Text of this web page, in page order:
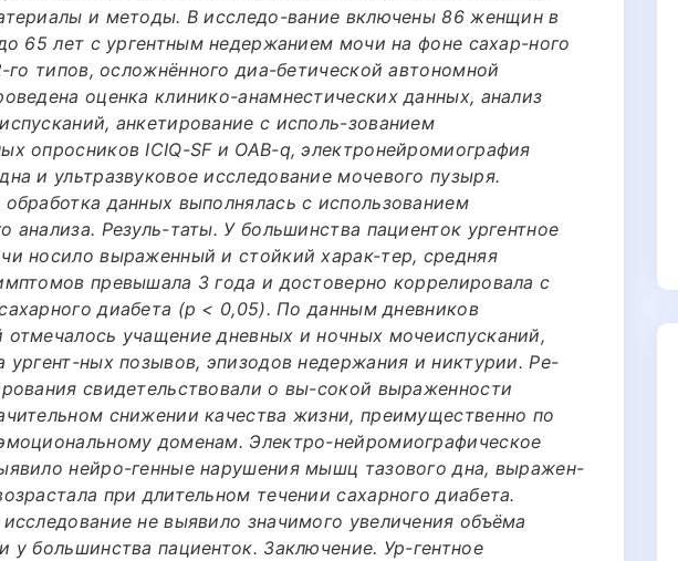
и методы. В исследо-вание включены 86 женщин в
65 лет с ургентным недержанием мочи на фоне сахар-ного
го типов, осложнённого диа-бетической автономной
оценка клинико-анамнестических данных, анализ
анкетирование с исполь-зованием
опросников ICIQ-SF и OAB-q, электронейромиография
и ультразвуковое исследование мочевого пузыря.
обработка данных выполнялась с использованием
анализа. Резуль-таты. У большинства пациенток ургентное
носило выраженный и стойкий харак-тер, средняя
превышала 3 года и достоверно коррелировала с
диабета (p < 0,05). По данным дневников
отмечалось учащение дневных и ночных мочеиспусканий,
ургент-ных позывов, эпизодов недержания и никтурии. Ре-
свидетельствовали о вы-сокой выраженности
снижении качества жизни, преимущественно по
доменам. Электро-нейромиографическое
нейро-генные нарушения мышц тазового дна, выражен-
при длительном течении сахарного диабета.
исследование не выявило значимого увеличения объёма
у большинства пациенток. Заключение. Ур-гентное